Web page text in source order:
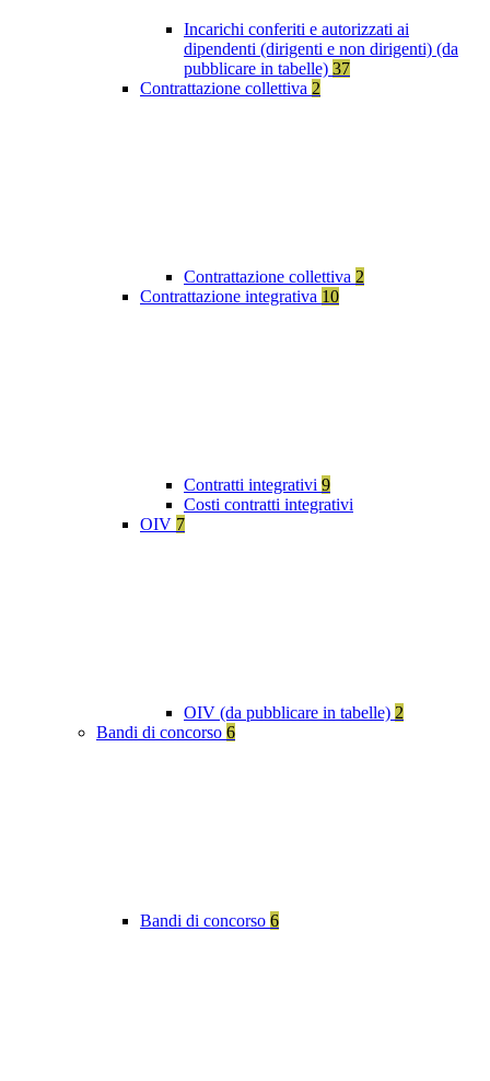
Incarichi conferiti e autorizzati ai
dipendenti (dirigenti e non dirigenti) (da
pubblicare in tabelle) 37
Contrattazione collettiva 2
Contrattazione collettiva 2
Contrattazione integrativa 10
Contratti integrativi 9
Costi contratti integrativi
OIV 7
OIV (da pubblicare in tabelle) 2
Bandi di concorso 6
Bandi di concorso 6